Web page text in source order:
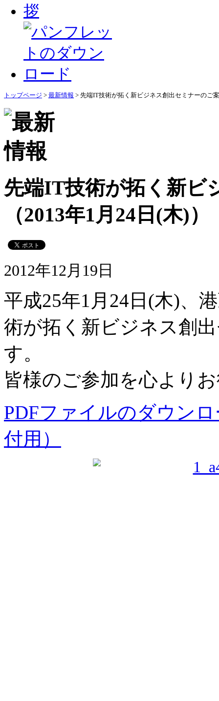
トップページ > 最新情報 > 先端IT技術が拓く新ビジネス創出セミナーのご
先端IT技術が拓く新ビ
（2013年1月24日(木)）
2012年12月19日
平成25年1月24日(木)、
術が拓く新ビジネス創
す。
皆様のご参加を心より
PDFファイルのダウン
付用）